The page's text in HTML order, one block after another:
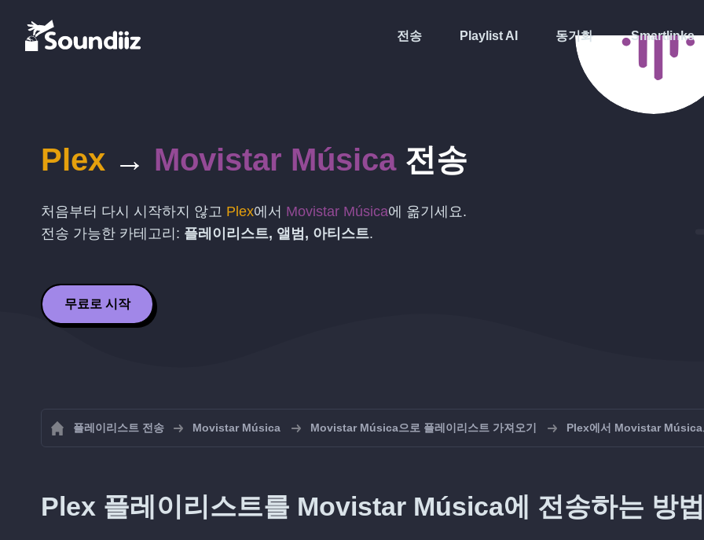
전송 Playlist AI 동기화 Smartlinks
Plex → Movistar Música전송
처음부터 다시 시작하지 않고 Plex에서 Movistar Música에 옮기세요.
전송 가능한 카테고리: 플레이리스트, 앨범, 아티스트.
무료로 시작
플레이리스트 전송 Movistar Música Movistar Música으로 플레이리스트 가져오기 Plex에서 Movistar Música
Plex 플레이리스트를 Movistar Música에 전송하는 방법